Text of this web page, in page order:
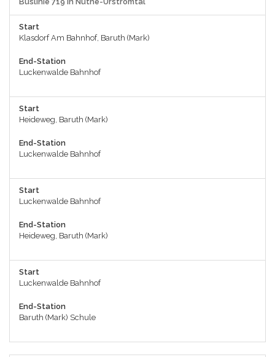
Start
Klasdorf Am Bahnhof, Baruth (Mark)
End-Station
Luckenwalde Bahnhof
Start
Heideweg, Baruth (Mark)
End-Station
Luckenwalde Bahnhof
Start
Luckenwalde Bahnhof
End-Station
Heideweg, Baruth (Mark)
Start
Luckenwalde Bahnhof
End-Station
Baruth (Mark) Schule